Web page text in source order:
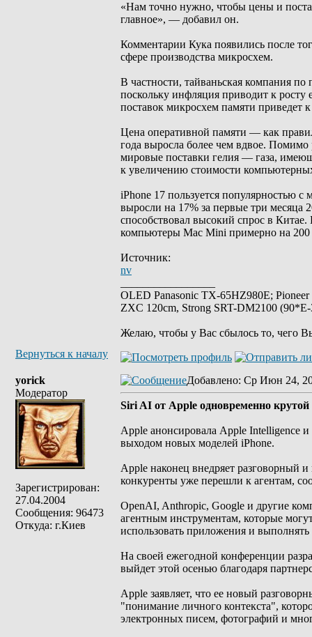
«Нам точно нужно, чтобы цены и
главное», — добавил он.
Комментарии Кука появились после
сфере производства микросхем.
В частности, тайваньская компания
поскольку инфляция приводит к росту
поставок микросхем памяти приведет
Цена оперативной памяти — как
года выросла более чем вдвое.
мировые поставки гелия — газа,
к увеличению стоимости
iPhone 17 пользуется популярностью
выросли на 17% за первые три месяца
способствовал высокий спрос в
компьютеры Mac Mini примерно на 200
Источник:
nv
OLED Panasonic TX-65HZ980E;
ZXC 120cm, Strong SRT-DM2100
Желаю, чтобы у Вас сбылось то, чего
Вернуться к началу
yorick
Модератор
Зарегистрирован:
27.04.2004
Сообщения: 96473
Откуда: г.Киев
Добавлено: Ср Июн 24,
Siri AI от Apple одновременно крутой
Apple анонсировала Apple Intelligence
выходом новых моделей iPhone.
Apple наконец внедряет разговорный
конкуренты уже перешли к агентам,
OpenAI, Anthropic, Google и другие
агентным инструментам, которые
использовать приложения и выполнять
На своей ежегодной конференции
выйдет этой осенью благодаря
Apple заявляет, что ее новый
"понимание личного контекста",
электронных писем, фотографий и